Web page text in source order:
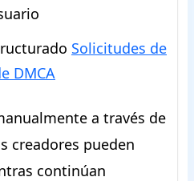
Solicitudes de
DMCA
a través de
creadores pueden
continúan